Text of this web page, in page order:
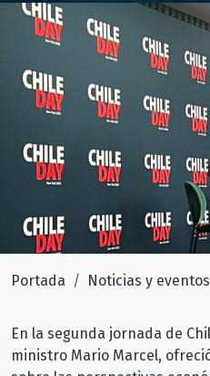
Portada Noticias y eventos
En la segunda jornada de
ministro Mario Marcel,